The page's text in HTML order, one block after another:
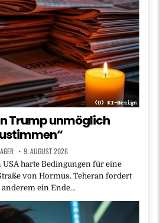
Trump unmöglich
9. AUGUST 2026
harte Bedingungen für eine
von Hormus. Teheran fordert
ein Ende…